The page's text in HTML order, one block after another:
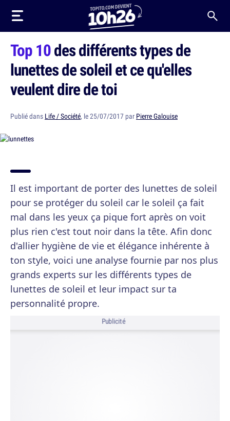
Top 10des différents types de
lunettes de soleil et ce qu'elles
veulent dire de toi
Publié dans Life / Société, le 25/07/2017 par Pierre Galouise
Il est important de porter des lunettes de soleil
pour se protéger du soleil car le soleil ça fait
mal dans les yeux ça pique fort après on voit
plus rien c'est tout noir dans la tête. Afin donc
d'allier hygiène de vie et élégance inhérente à
ton style, voici une analyse fournie par nos plus
grands experts sur les différents types de
lunettes de soleil et leur impact sur ta
personnalité propre.
Publicité